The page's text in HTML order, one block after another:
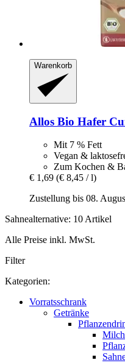
Warenkorb
Allos Bio Hafer
Mit 7 % Fett
Vegan &
Zum Kochen &
€ 1,69 (€ 8,45 / l)
Zustellung bis 08.
Sahnealternative: 10 Artikel
Alle Preise inkl. MwSt.
Filter
Kategorien:
Vorratsschrank
Getränke